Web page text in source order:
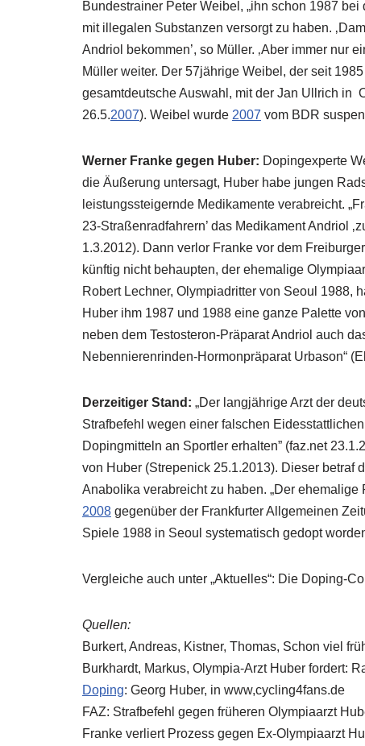
Bundestrainer Peter Weibel, „ihn schon 1987
mit illegalen Substanzen versorgt zu haben.
Andriol bekommen’, so Müller. ‚Aber immer nur
Müller weiter. Der 57jährige Weibel, der seit
gesamtdeutsche Auswahl, mit der Jan Ullrich in
26.5.2007). Weibel wurde 2007 vom BDR
Werner Franke gegen Huber: Dopingexperte
die Äußerung untersagt, Huber habe jungen
leistungssteigernde Medikamente verabreicht.
23-Straßenradfahrern’ das Medikament Andriol
1.3.2012). Dann verlor Franke vor dem
künftig nicht behaupten, der ehemalige
Robert Lechner, Olympiadritter von Seoul 1988,
Huber ihm 1987 und 1988 eine ganze Palette
neben dem Testosteron-Präparat Andriol auch
Nebennierenrinden-Hormonpräparat Urbason“
Derzeitiger Stand: „Der langjährige Arzt der
Strafbefehl wegen einer falschen
Dopingmitteln an Sportler erhalten” (faz.net
von Huber (Strepenick 25.1.2013). Dieser
Anabolika verabreicht zu haben. „Der
2008 gegenüber der Frankfurter Allgemeinen
Spiele 1988 in Seoul systematisch gedopt
Vergleiche auch unter „Aktuelles“: Die Doping-
Quellen:
Burkert, Andreas, Kistner, Thomas, Schon viel
Burkhardt, Markus, Olympia-Arzt Huber fordert:
Doping: Georg Huber, in www,cycling4fans.de
FAZ: Strafbefehl gegen früheren Olympiaarzt
Franke verliert Prozess gegen Ex-Olympiaarzt